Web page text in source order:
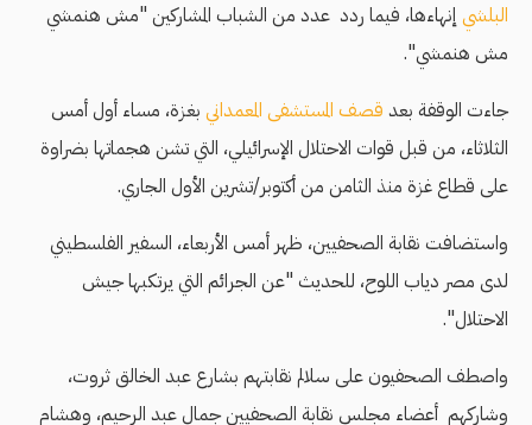
البلشي إنهاءها، فيما ردد عدد من الشباب المشاركين "مش هنمشي
مش هنمشي".
جاءت الوقفة بعد قصف المستشفى المعمداني بغزة، مساء أول أمس
الثلاثاء، من قبل قوات الاحتلال الإسرائيلي، التي تشن هجماتها بضراوة
على قطاع غزة منذ الثامن من أكتوبر/تشرين الأول الجاري.
واستضافت نقابة الصحفيين، ظهر أمس الأربعاء، السفير الفلسطيني
لدى مصر دياب اللوح، للحديث "عن الجرائم التي يرتكبها جيش
الاحتلال".
واصطف الصحفيون على سلالم نقابتهم بشارع عبد الخالق ثروت،
وشاركهم أعضاء مجلس نقابة الصحفيين جمال عبد الرحيم، وهشام